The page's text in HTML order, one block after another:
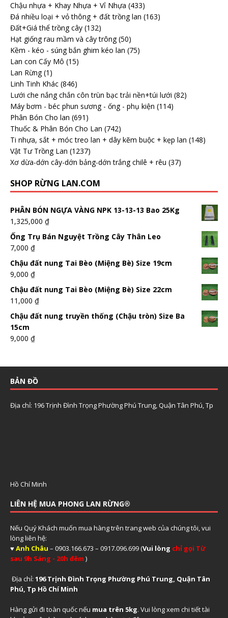
Chậu nhựa + Khay Nhựa + Vỉ Nhựa (433)
Đá nhiều loại + vỏ thông + đất trồng lan (163)
Đất+Giá thể trồng cây (132)
Hạt giống rau mầm và cây trông (50)
Kềm - kéo - súng bắn ghim kéo lan (75)
Lan con Cấy Mô (15)
Lan Rừng (1)
Linh Tinh Khác (846)
Lưới che nắng chắn côn trùn bạc trải nền+túi lưới (82)
Máy bơm - béc phun sương - ống - phụ kiện (114)
Phân Bón Cho lan (691)
Thuốc & Phân Bón Cho Lan (742)
Ti nhựa, sắt + móc treo lan + dây kẽm buộc + kẹp lan (148)
Vật Tư Trồng Lan (1237)
Xơ dừa-dớn cây-dớn bảng-dớn trắng chilê + rêu (37)
SHOP RỪNG LAN.COM
PHÂN BÓN NGỰA VÀNG NPK 13-13-13 Bao 25Kg
1,325,000 ₫
Ống Trụ Bán Nguyệt Trồng Cây Thân Leo
7,000 ₫
Chậu đất nung Tai Bèo (Miệng Bè) Size 19cm
9,000 ₫
Chậu đất nung Tai Bèo (Miệng Bè) Size 22cm
11,000 ₫
Chậu đất nung truyền thống (Chậu tròn) Size Ba
15cm
9,000 ₫
BẢN ĐỒ
Địa chỉ: 196 Trịnh Đình Trọng Phường Phú Trung, Quận Tân Phú, Tp
Hồ Chí Minh
LIÊN HỆ MUA PHONG LAN RỪNG®
Nếu Quý Khách muốn mua hàng trên trang web của chúng tôi, vui
lòng liên hệ:
♥ Anh Châu – 0903.166.673 – 0917.096.699 (Vui lòng chỉ gọi Từ
sau 9h Sáng - 20h đêm )
Địa chỉ: 196 Trịnh Đình Trọng Phường Phú Trung, Quận Tân
Phú, Tp Hồ Chí Minh
Hàng gửi đi toàn quốc nếu mua trên 5kg. Vui lòng xem chi tiết tài